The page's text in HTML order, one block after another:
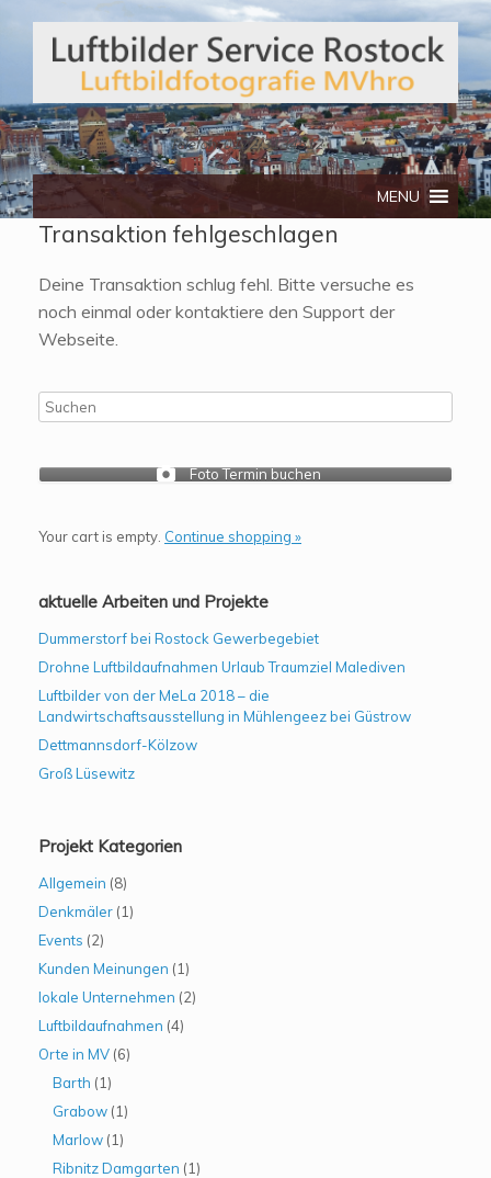
Telefon: 0172/3134512
MENU
Transaktion fehlgeschlagen
Deine Transaktion schlug fehl. Bitte versuche es
noch einmal oder kontaktiere den Support der
Webseite.
Foto Termin buchen
Your cart is empty. Continue shopping »
aktuelle Arbeiten und Projekte
Dummerstorf bei Rostock Gewerbegebiet
Drohne Luftbildaufnahmen Urlaub Traumziel Malediven
Luftbilder von der MeLa 2018 – die
Landwirtschaftsausstellung in Mühlengeez bei Güstrow
Dettmannsdorf-Kölzow
Groß Lüsewitz
Projekt Kategorien
Allgemein (8)
Denkmäler (1)
Events (2)
Kunden Meinungen (1)
lokale Unternehmen (2)
Luftbildaufnahmen (4)
Orte in MV (6)
Barth (1)
Grabow (1)
Marlow (1)
Ribnitz Damgarten (1)